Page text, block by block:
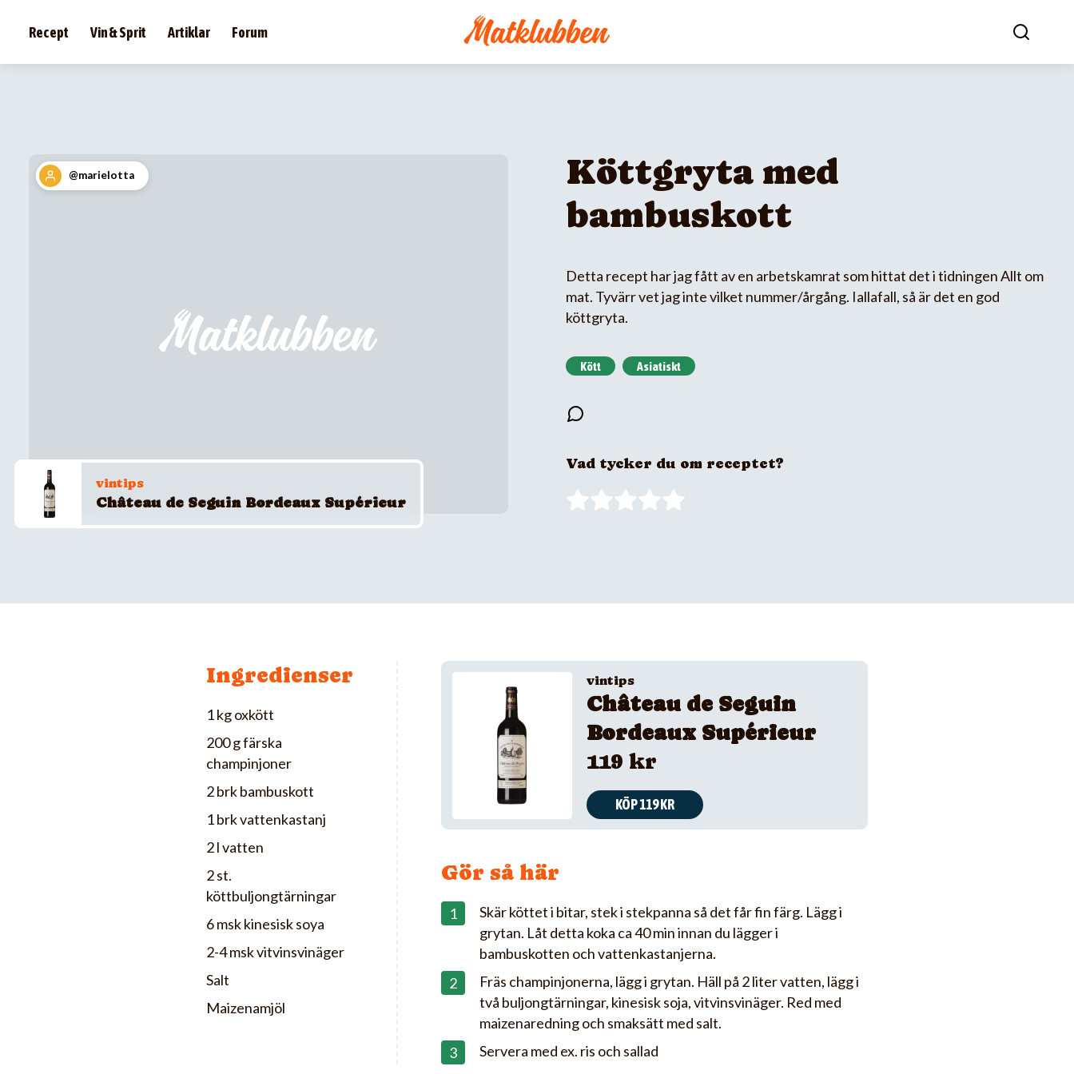
Recept Vin & Sprit Artiklar Forum
@marielotta
vintips
Château de Seguin Bordeaux Supérieur
Köttgryta med
bambuskott
Detta recept har jag fått av en arbetskamrat som hittat det i tidningen Allt om
mat. Tyvärr vet jag inte vilket nummer/årgång. Iallafall, så är det en god
köttgryta.
Kött Asiatiskt
Vad tycker du om receptet?
Ingredienser
1 kg oxkött
200 g färska
champinjoner
2 brk bambuskott
1 brk vattenkastanj
2 l vatten
2 st.
köttbuljongtärningar
6 msk kinesisk soya
2-4 msk vitvinsvinäger
Salt
Maizenamjöl
vintips
Château de Seguin
Bordeaux Supérieur
119 kr
KÖP 119 KR
Gör så här
Skär köttet i bitar, stek i stekpanna så det får fin färg. Lägg i
grytan. Låt detta koka ca 40 min innan du lägger i
bambuskotten och vattenkastanjerna.
Fräs champinjonerna, lägg i grytan. Häll på 2 liter vatten, lägg i
två buljongtärningar, kinesisk soja, vitvinsvinäger. Red med
maizenaredning och smaksätt med salt.
Servera med ex. ris och sallad